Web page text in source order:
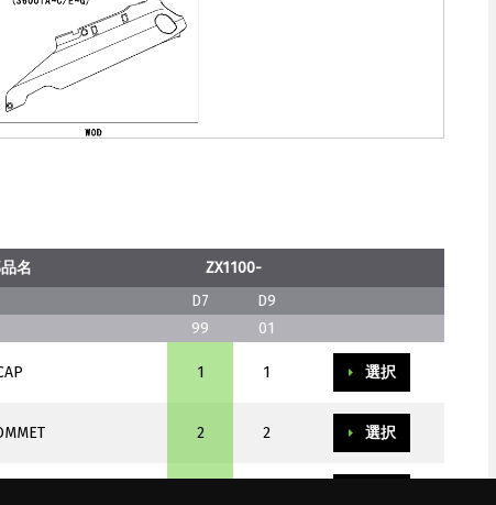
名
ZX1100-
D7
D9
99
01
1 1 選択
2 2 選択